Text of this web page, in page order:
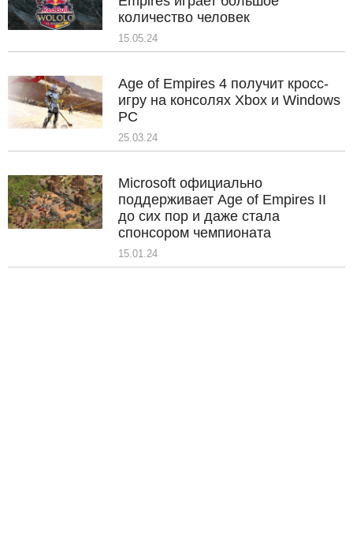
количество человек
15.05.24
Age of Empires 4 получит кросс-
игру на консолях Xbox и Windows
PC
25.03.24
Microsoft официально
поддерживает Age of Empires II
до сих пор и даже стала
спонсором чемпионата
15.01.24